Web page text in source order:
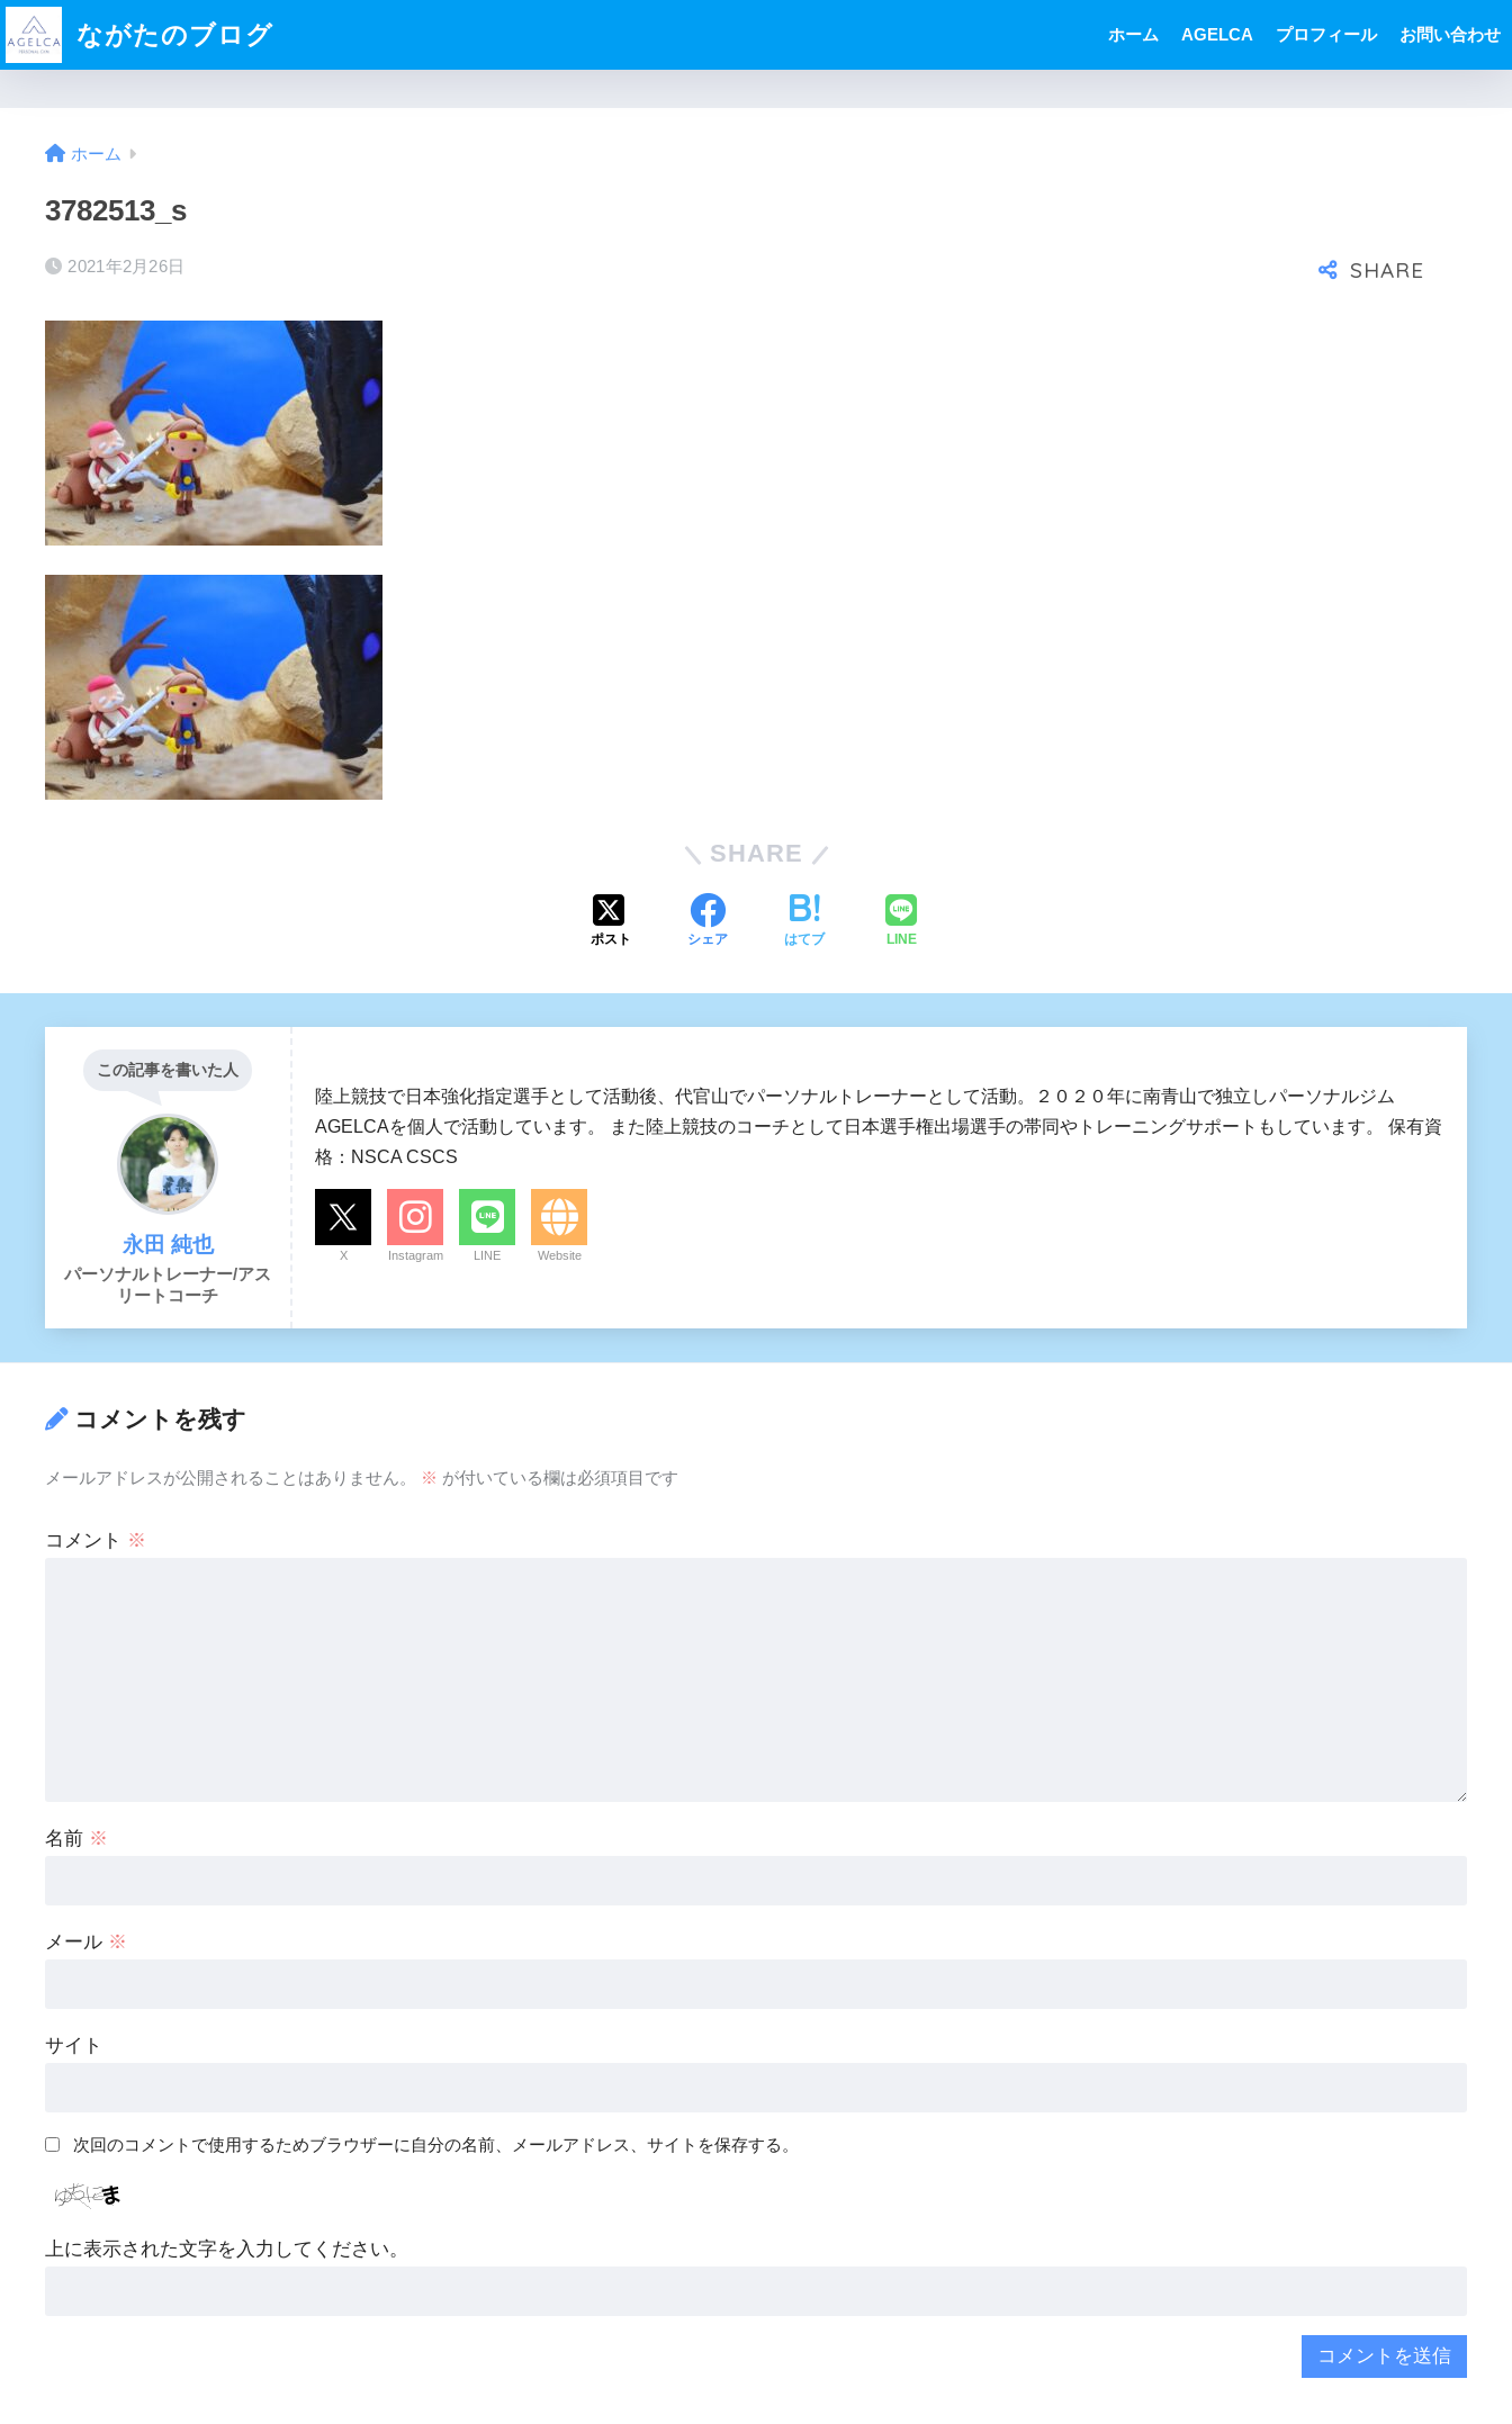
ながたのブログ ホーム AGELCA プロフィール お問い合わせ
ホーム
3782513_s
2021年2月26日
SHARE
ポスト シェア はてブ LINE
この記事を書いた人
永田 純也
パーソナルトレーナー/アス
リートコーチ
陸上競技で日本強化指定選手として活動後、代官山でパーソナルトレーナーとして活動。２０２０年に南青山で独立しパーソナルジム
AGELCAを個人で活動しています。 また陸上競技のコーチとして日本選手権出場選手の帯同やトレーニングサポートもしています。 保有資
格：NSCA CSCS
X Instagram LINE Website
コメントを残す
メールアドレスが公開されることはありません。 ※ が付いている欄は必須項目です
コメント ※
名前 ※
メール ※
サイト
次回のコメントで使用するためブラウザーに自分の名前、メールアドレス、サイトを保存する。
上に表示された文字を入力してください。